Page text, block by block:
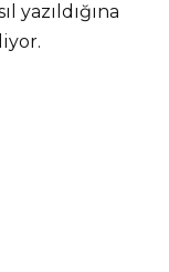
yazıldığına